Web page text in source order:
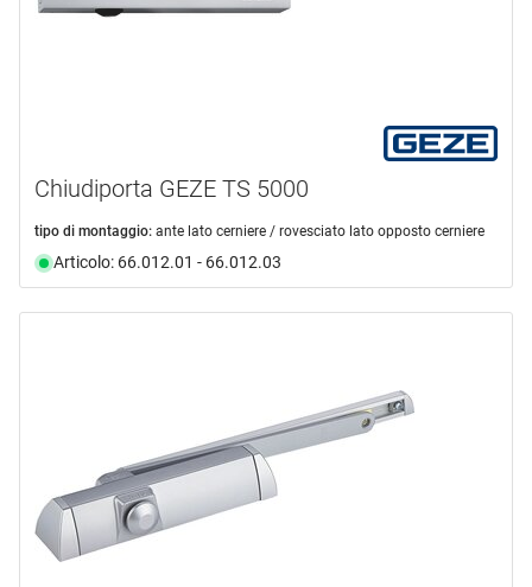
Chiudiporta GEZE TS 5000
tipo di montaggio: ante lato cerniere / rovesciato lato opposto cerniere
Articolo: 66.012.01 - 66.012.03